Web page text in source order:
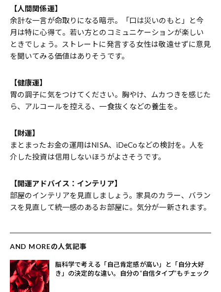
【人間関係運】
余計な一言が命取りになる暗示。「口は災いのもと」と今
月は特に心得て。若い方とのコミュニケーションが楽しい
ときでしょう。ストレートに発言する女性は敬遠せずに意見
を聞いてみる価値はありそうです。
【健康運】
胃の調子に気をつけてください。胸やけ、ムカつきを感じた
ら、アルコールを控える、一食抜くなどの養生を。
【財運】
まとまったお金の運用はNISA、iDeCoなどの検討を。人を
介した投資は信用しないほうがよさそうです。
【開運アドバイス：インテリア】
部屋のインテリアを見直しましょう。家具のカラー、バラン
スを見直して統一感のあるお部屋に。気分が一新されます。
AND MOREの人気記事
脳科学で考える「自己肯定感が高い」と「自分大好
き」の決定的な違い。自分の“自信タイプ”もチェック